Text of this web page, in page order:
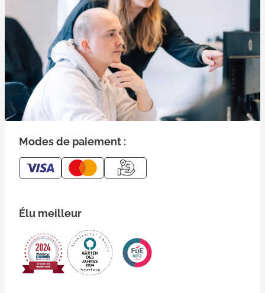
Modes de paiement :
Élu meilleur